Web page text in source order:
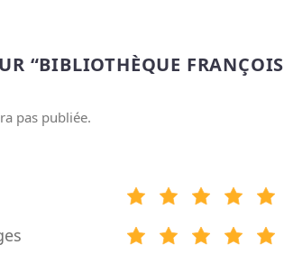
“BIBLIOTHÈQUE FRANÇOIS
pas publiée.